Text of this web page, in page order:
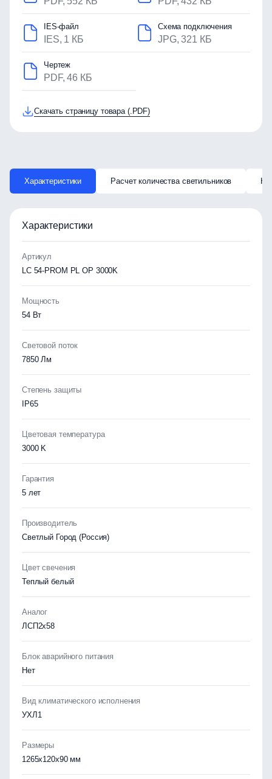
IES-файл
IES, 1 КБ
Схема подключения
JPG, 321 КБ
Чертеж
PDF, 46 КБ
Скачать страницу товара (.PDF)
Характеристики Расчет количества светильников
Характеристики
Артикул
LC 54-PROM PL OP 3000K
Мощность
54 Вт
Световой поток
7850 Лм
Степень защиты
IP65
Цветовая температура
3000 K
Гарантия
5 лет
Производитель
Светлый Город (Россия)
Цвет свечения
Теплый белый
Аналог
ЛСП2х58
Блок аварийного питания
Нет
Вид климатического исполнения
УХЛ1
Размеры
1265x120x90 мм